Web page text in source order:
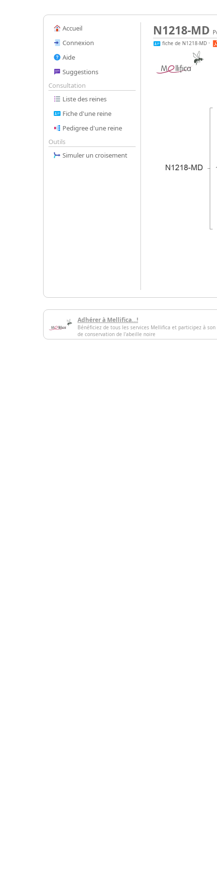
Accueil
Connexion
Aide
Suggestions
Consultation
Liste des reines
Fiche d'une reine
Pedigree d'une reine
Outils
Simuler un croisement
N1218-MD
fiche de N1218-MD •
Adhérer à Mellifica…!
Bénéficiez de tous les services Mellifica et participez à
de conservation de l'abeille noire